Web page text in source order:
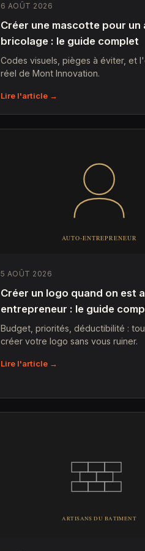
6 AOÛT 2026
Créer une mascotte pour un
bricolage : le guide complet
Codes visuels, pièges à éviter, et
réel de Mont Innovation.
Lire l'article →
5 AOÛT 2026
Créer un logo quand on est
entrepreneur : le guide
Budget, priorités, déductibilité :
créer votre logo sans vous ruiner.
Lire l'article →